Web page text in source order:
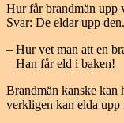
Hur får brandmän upp
Svar: De eldar upp den.
– Hur vet man att en
– Han får eld i baken!
Brandmän kanske kan
verkligen kan elda upp